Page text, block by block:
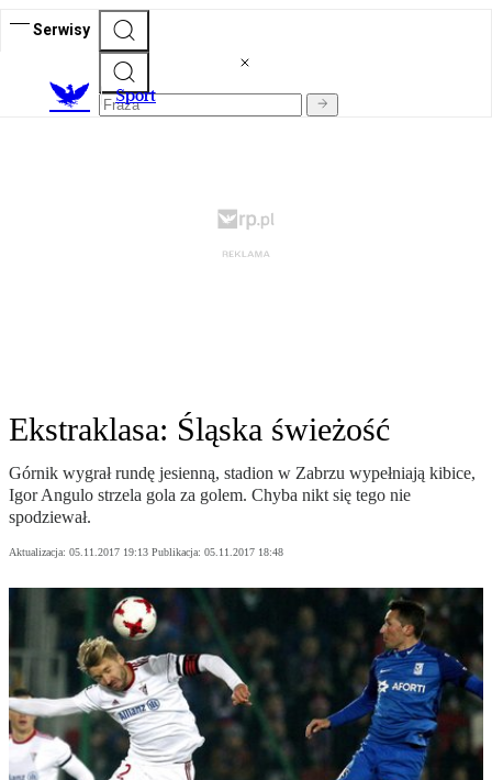
Serwisy
Sport
Ekstraklasa: Śląska świeżość
Górnik wygrał rundę jesienną, stadion w Zabrzu wypełniają kibice,
Igor Angulo strzela gola za golem. Chyba nikt się tego nie
spodziewał.
Aktualizacja: 05.11.2017 19:13 Publikacja: 05.11.2017 18:48